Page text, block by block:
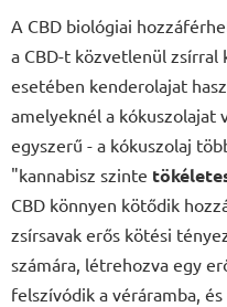
A CBD biológiai
a CBD-t közvetlenül zsírral
esetében kenderolajat
amelyeknél a kókuszolajat
egyszerű - a kókuszolaj
"kannabisz szinte
CBD könnyen kötődik
zsírsavak erős kötési
számára, létrehozva egy
felszívódik a véráramba,